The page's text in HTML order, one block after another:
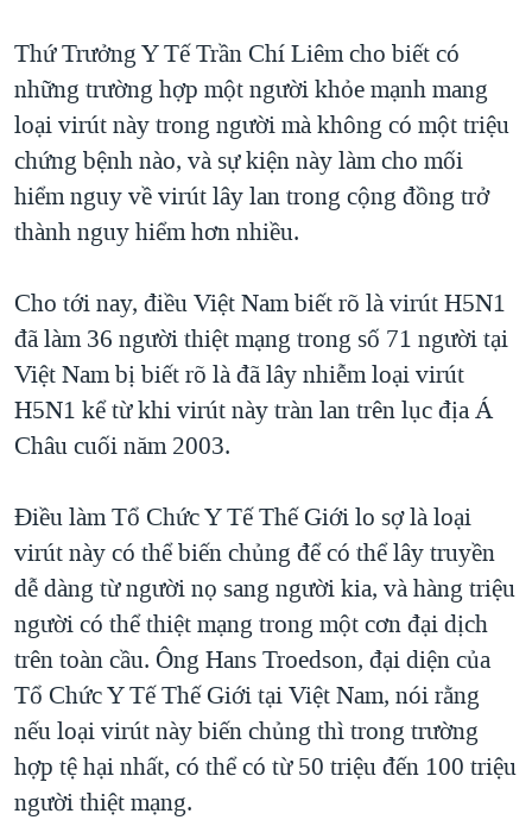
Thứ Trưởng Y Tế Trần Chí Liêm cho biết có
những trường hợp một người khỏe mạnh mang
loại virút này trong người mà không có một triệu
chứng bệnh nào, và sự kiện này làm cho mối
hiểm nguy về virút lây lan trong cộng đồng trở
thành nguy hiểm hơn nhiều.
Cho tới nay, điều Việt Nam biết rõ là virút H5N1
đã làm 36 người thiệt mạng trong số 71 người tại
Việt Nam bị biết rõ là đã lây nhiễm loại virút
H5N1 kể từ khi virút này tràn lan trên lục địa Á
Châu cuối năm 2003.
Điều làm Tổ Chức Y Tế Thế Giới lo sợ là loại
virút này có thể biến chủng để có thể lây truyền
dễ dàng từ người nọ sang người kia, và hàng triệu
người có thể thiệt mạng trong một cơn đại dịch
trên toàn cầu. Ông Hans Troedson, đại diện của
Tổ Chức Y Tế Thế Giới tại Việt Nam, nói rằng
nếu loại virút này biến chủng thì trong trường
hợp tệ hại nhất, có thể có từ 50 triệu đến 100 triệu
người thiệt mạng.